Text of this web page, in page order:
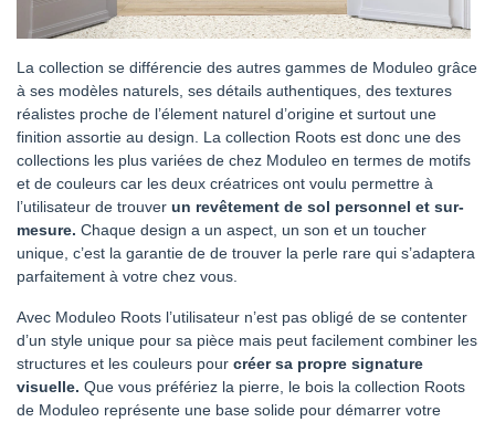
La collection se différencie des autres gammes de Moduleo grâce
à ses modèles naturels, ses détails authentiques, des textures
réalistes proche de l’élement naturel d’origine et surtout une
finition assortie au design. La collection Roots est donc une des
collections les plus variées de chez Moduleo en termes de motifs
et de couleurs car les deux créatrices ont voulu permettre à
l’utilisateur de trouver un revêtement de sol personnel et sur-
mesure. Chaque design a un aspect, un son et un toucher
unique, c’est la garantie de de trouver la perle rare qui s’adaptera
parfaitement à votre chez vous.
Avec Moduleo Roots l’utilisateur n’est pas obligé de se contenter
d’un style unique pour sa pièce mais peut facilement combiner les
structures et les couleurs pour créer sa propre signature
visuelle. Que vous préfériez la pierre, le bois la collection Roots
de Moduleo représente une base solide pour démarrer votre